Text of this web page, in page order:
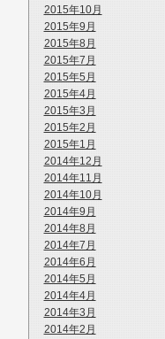
2015年10月
2015年9月
2015年8月
2015年7月
2015年5月
2015年4月
2015年3月
2015年2月
2015年1月
2014年12月
2014年11月
2014年10月
2014年9月
2014年8月
2014年7月
2014年6月
2014年5月
2014年4月
2014年3月
2014年2月